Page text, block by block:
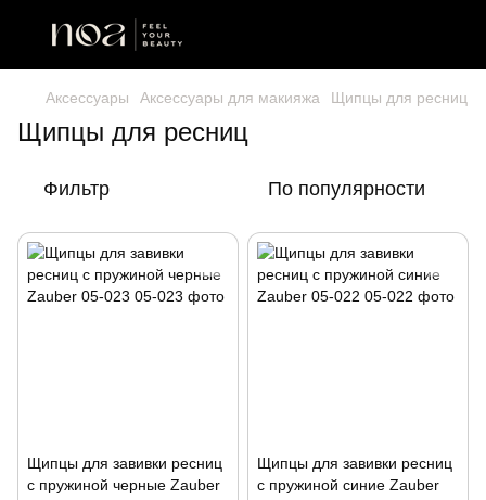
Аксессуары Аксессуары для макияжа Щипцы для ресниц
Щипцы для ресниц
Фильтр По популярности
Щипцы для завивки ресниц
с пружиной черные Zauber
Щипцы для завивки ресниц
с пружиной синие Zauber